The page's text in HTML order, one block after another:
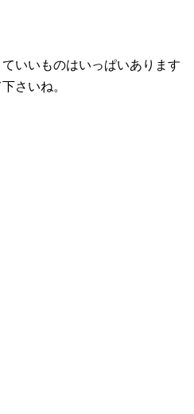
いいものはいっぱいあります
さいね。